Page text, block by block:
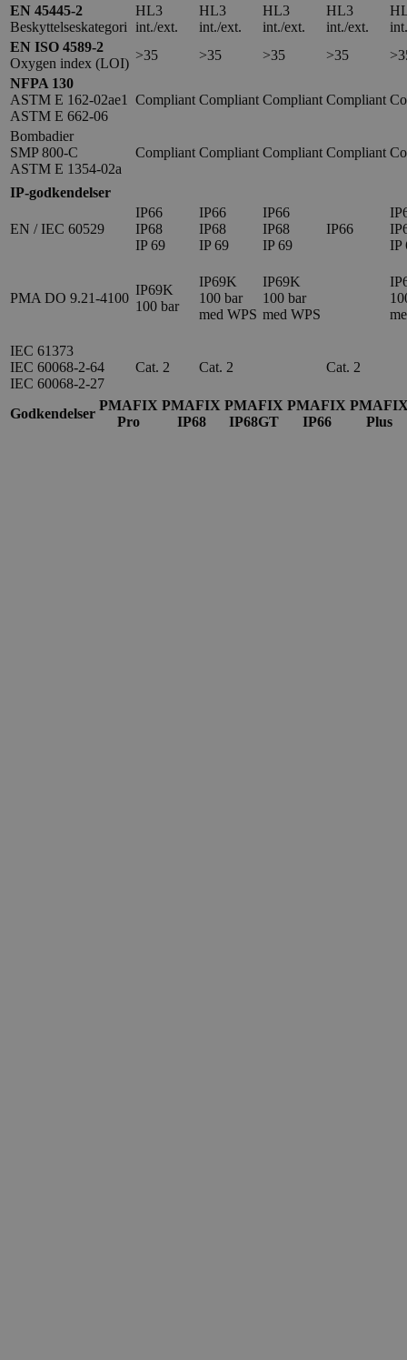
EN 45445-2
Beskyttelseskategori
HL3
int./ext.
HL3
int./ext.
HL3
int./ext.
HL3
int./ext.
EN ISO 4589-2
Oxygen index (LOI)
>35 >35 >35 >35
NFPA 130
ASTM E 162-02ae1
ASTM E 662-06
Compliant Compliant Compliant Compliant
Bombadier
SMP 800-C
ASTM E 1354-02a
Compliant Compliant Compliant Compliant
IP-godkendelser
EN / IEC 60529
IP66
IP68
IP 69
IP66
IP68
IP 69
IP66
IP68
IP 69
IP66
IP
PMA DO 9.21-4100
IP69K
100 bar
IP69K
100 bar
med WPS
IP69K
100 bar
med WPS
IEC 61373
IEC 60068-2-64
IEC 60068-2-27
Cat. 2 Cat. 2 Cat. 2
Godkendelser
PMAFIX
Pro
PMAFIX
IP68
PMAFIX
IP68GT
PMAFIX
IP66
Plus